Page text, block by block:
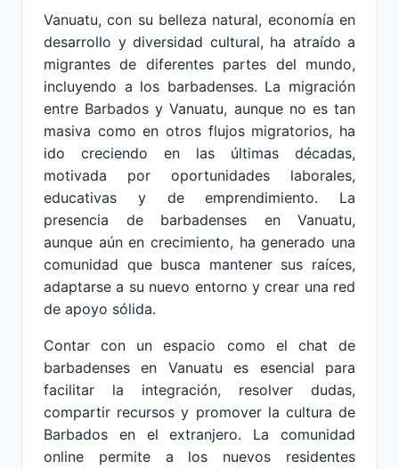
Vanuatu, con su belleza natural, economía en
desarrollo y diversidad cultural, ha atraído a
migrantes de diferentes partes del mundo,
incluyendo a los barbadenses. La migración
entre Barbados y Vanuatu, aunque no es tan
masiva como en otros flujos migratorios, ha
ido creciendo en las últimas décadas,
motivada por oportunidades laborales,
educativas y de emprendimiento. La
presencia de barbadenses en Vanuatu,
aunque aún en crecimiento, ha generado una
comunidad que busca mantener sus raíces,
adaptarse a su nuevo entorno y crear una red
de apoyo sólida.
Contar con un espacio como el chat de
barbadenses en Vanuatu es esencial para
facilitar la integración, resolver dudas,
compartir recursos y promover la cultura de
Barbados en el extranjero. La comunidad
online permite a los nuevos residentes